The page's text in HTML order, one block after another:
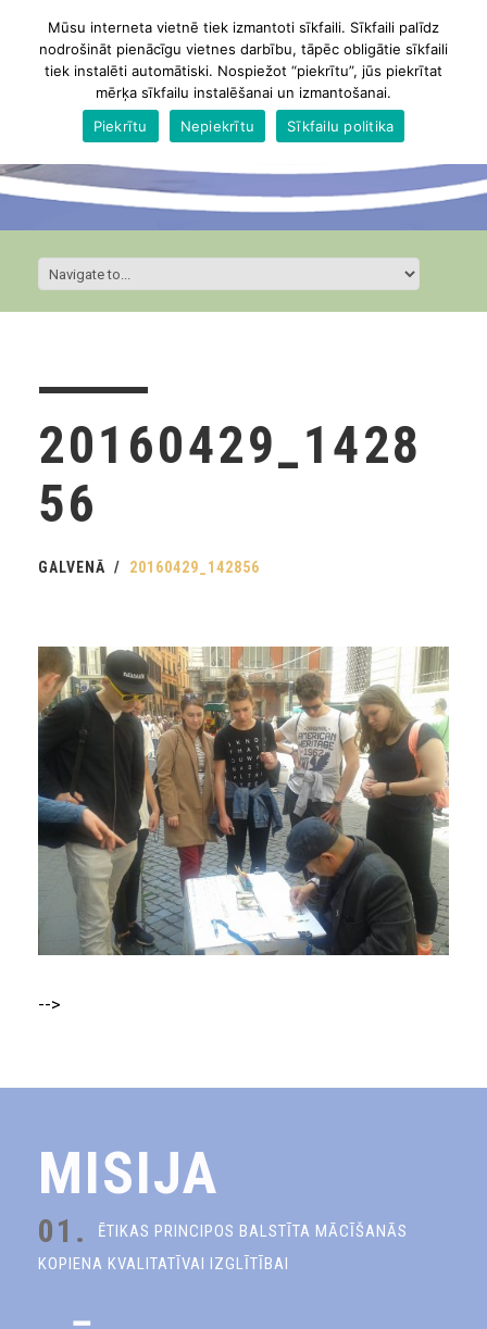
20160429_1428
56
GALVENĀ 20160429_142856
-->
MISIJA
01.
ĒTIKAS PRINCIPOS BALSTĪTA MĀCĪŠANĀS
KOPIENA KVALITATĪVAI IZGLĪTĪBAI
Mūsu interneta vietnē tiek izmantoti sīkfaili. Sīkfaili palīdz
nodrošināt pienācīgu vietnes darbību, tāpēc obligātie sīkfaili
tiek instalēti automātiski. Nospiežot “piekrītu”, jūs piekrītat
mērķa sīkfailu instalēšanai un izmantošanai.
Piekrītu
Nepiekrītu Sīkfailu politika